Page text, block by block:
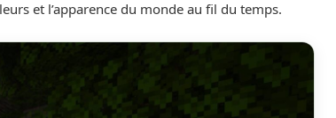
et l’apparence du monde au fil du temps.